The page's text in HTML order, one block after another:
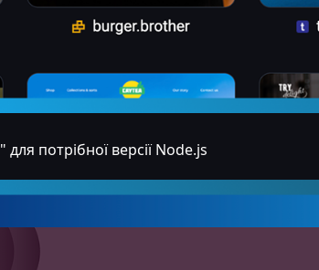
" для потрібної версії Node.js